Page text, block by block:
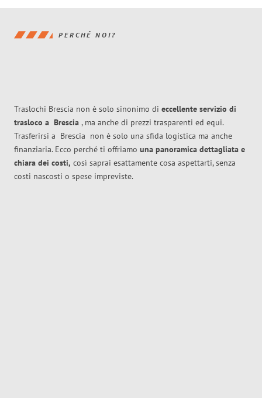
PERCHÉ NOI?
Traslochi Brescia non è solo sinonimo di eccellente servizio di
trasloco a Brescia , ma anche di prezzi trasparenti ed equi.
Trasferirsi a Brescia non è solo una sfida logistica ma anche
finanziaria. Ecco perché ti offriamo una panoramica dettagliata e
chiara dei costi, così saprai esattamente cosa aspettarti, senza
costi nascosti o spese impreviste.